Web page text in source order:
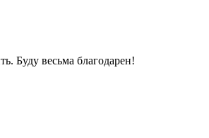
Буду весьма благодарен!